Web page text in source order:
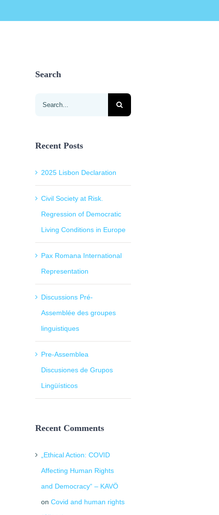
Search
Search
Recent Posts
2025 Lisbon Declaration
Civil Society at Risk.
Regression of Democratic
Living Conditions in Europe
Pax Romana International
Representation
Discussions Pré-
Assemblée des groupes
linguistiques
Pre-Assemblea
Discusiones de Grupos
Lingüísticos
Recent Comments
„Ethical Action: COVID
Affecting Human Rights
and Democracy“ – KAVÖ
onCovid and human rights